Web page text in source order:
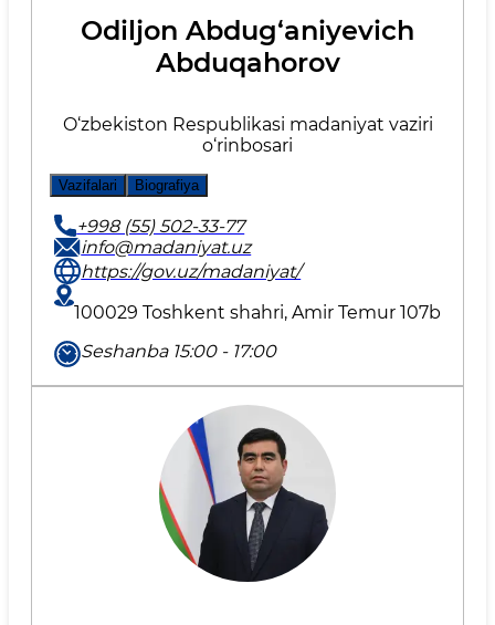
Odiljon Abdug‘aniyevich
Abduqahorov
O‘zbekiston Respublikasi madaniyat vaziri
o‘rinbosari
Vazifalari Biografiya
+998 (55) 502-33-77
info@madaniyat.uz
https://gov.uz/madaniyat/
100029 Toshkent shahri, Amir Temur 107b
Seshanba 15:00 - 17:00